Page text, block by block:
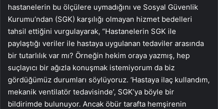
hastanelerin bu ölçülere uymadığını ve Sosyal Güvenlik
Kurumu’ndan (SGK) karşılığı olmayan hizmet bedelleri
tahsil ettiğini vurgulayarak, “Hastanelerin SGK ile
paylaştığı veriler ile hastaya uygulanan tedaviler arasında
bir tutarlılık var mı? Örneğin hekim oraya yazmış, hep
suçlayıcı bir ağızla konuşmak istemiyorum da biz
gördüğümüz durumları söylüyoruz. ‘Hastaya ilaç kullandım,
mekanik ventilatör tedavisinde’, SGK’ya böyle bir
bildirimde bulunuyor. Ancak öbür tarafta hemşirenin